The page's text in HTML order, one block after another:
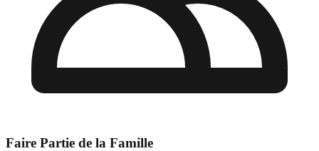
Faire Partie de la Famille